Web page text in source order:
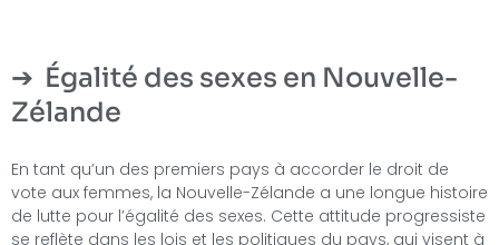
Égalité des sexes en Nouvelle-
Zélande
En tant qu’un des premiers pays à accorder le droit de
vote aux femmes, la Nouvelle-Zélande a une longue histoire
de lutte pour l’égalité des sexes. Cette attitude progressiste
se reflète dans les lois et les politiques du pays, qui visent à